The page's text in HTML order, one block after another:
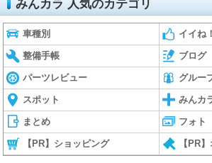
みんカラ 人気のカテゴリ
車種別 イイね！
整備手帳 ブログ
パーツレビュー グルー
スポット みんカ
まとめ フォト
【PR】ショッピング 【PR